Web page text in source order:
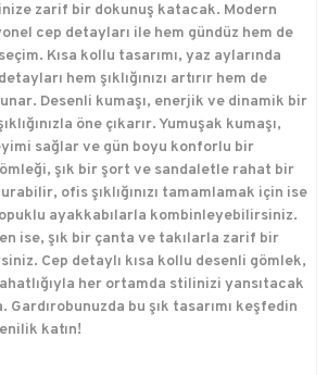
zarif bir dokunuş katacak. Modern
cep detayları ile hem gündüz hem de
Kısa kollu tasarımı, yaz aylarında
hem şıklığınızı artırır hem de
Desenli kumaşı, enerjik ve dinamik bir
öne çıkarır. Yumuşak kumaşı,
sağlar ve gün boyu konforlu bir
şık bir şort ve sandaletle rahat bir
ofis şıklığınızı tamamlamak için ise
ayakkabılarla kombinleyebilirsiniz.
ise, şık bir çanta ve takılarla zarif bir
Cep detaylı kısa kollu desenli gömlek,
her ortamda stilinizi yansıtacak
bu şık tasarımı keşfedin
katın!